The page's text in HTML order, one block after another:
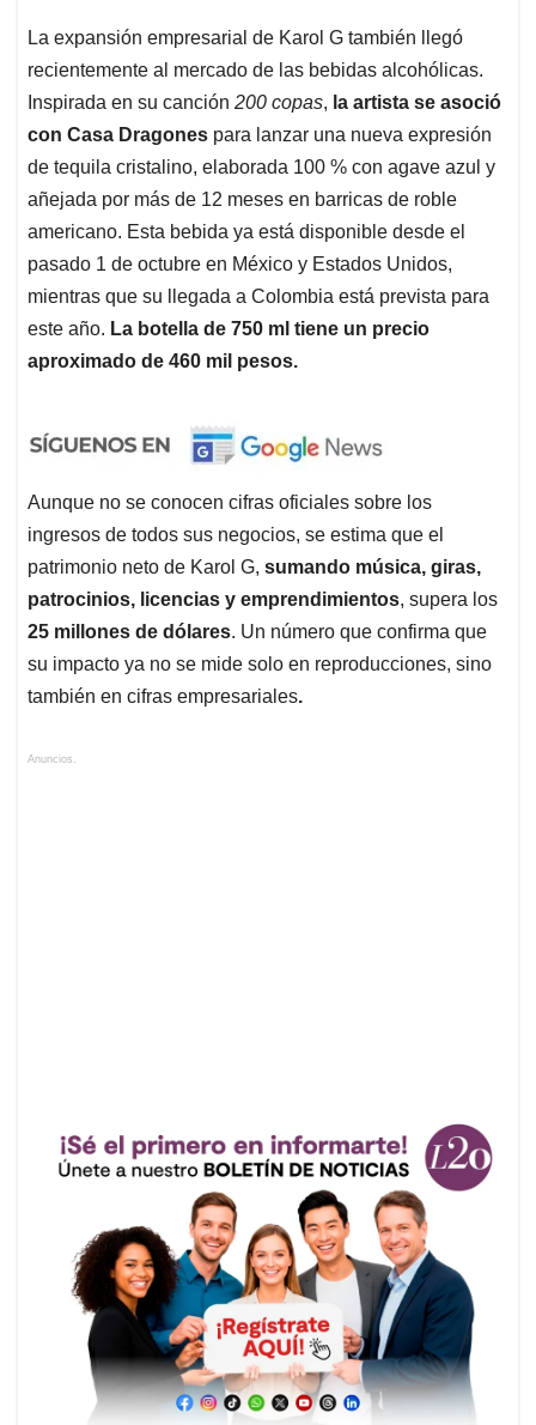
La expansión empresarial de Karol G también llegó
recientemente al mercado de las bebidas alcohólicas.
Inspirada en su canción 200 copas, la artista se asoció
con Casa Dragones para lanzar una nueva expresión
de tequila cristalino, elaborada 100 % con agave azul y
añejada por más de 12 meses en barricas de roble
americano. Esta bebida ya está disponible desde el
pasado 1 de octubre en México y Estados Unidos,
mientras que su llegada a Colombia está prevista para
este año. La botella de 750 ml tiene un precio
aproximado de 460 mil pesos.
Aunque no se conocen cifras oficiales sobre los
ingresos de todos sus negocios, se estima que el
patrimonio neto de Karol G, sumando música, giras,
patrocinios, licencias y emprendimientos, supera los
25 millones de dólares. Un número que confirma que
su impacto ya no se mide solo en reproducciones, sino
también en cifras empresariales.
Anuncios.